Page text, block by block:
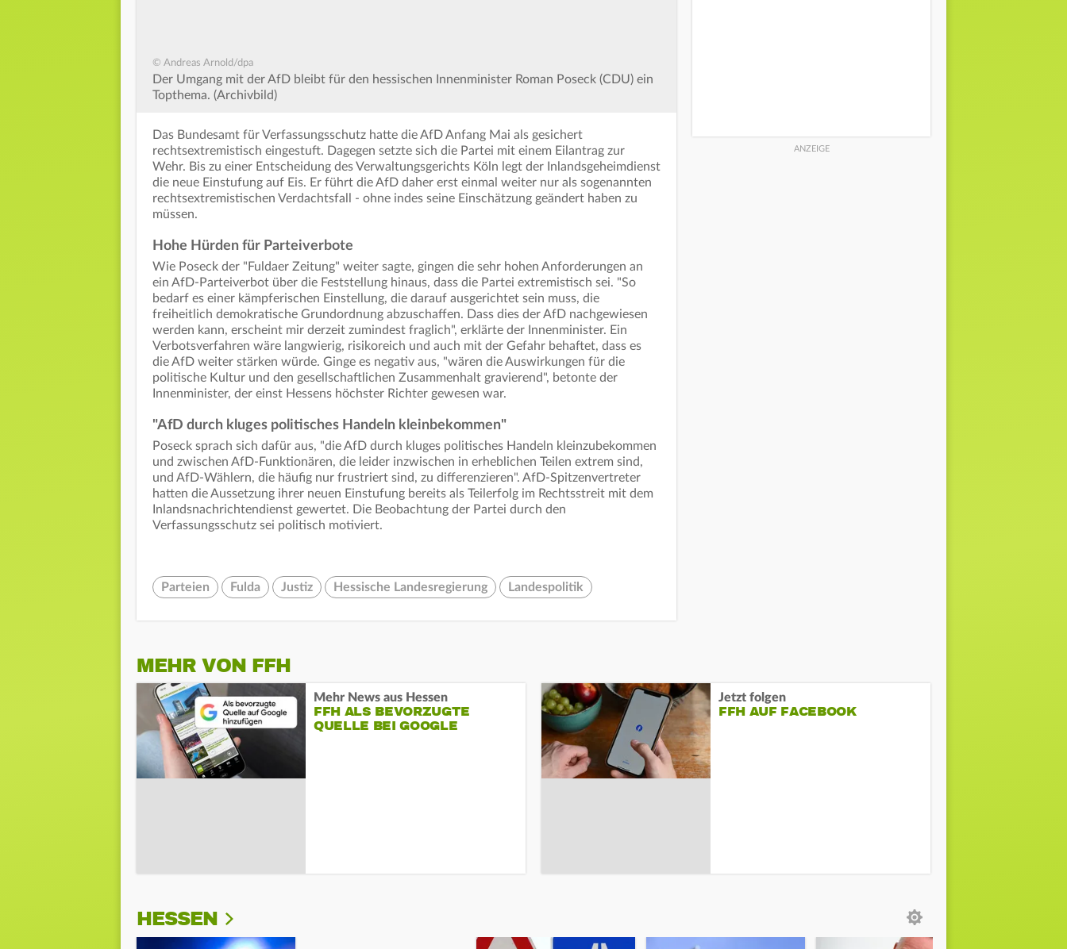
© Andreas Arnold/dpa
Der Umgang mit der AfD bleibt für den hessischen Innenminister Roman Poseck (CDU) ein
Topthema. (Archivbild)
Das Bundesamt für Verfassungsschutz hatte die AfD Anfang Mai als gesichert
rechtsextremistisch eingestuft. Dagegen setzte sich die Partei mit einem Eilantrag zur
Wehr. Bis zu einer Entscheidung des Verwaltungsgerichts Köln legt der Inlandsgeheimdienst
die neue Einstufung auf Eis. Er führt die AfD daher erst einmal weiter nur als sogenannten
rechtsextremistischen Verdachtsfall - ohne indes seine Einschätzung geändert haben zu
müssen.
Hohe Hürden für Parteiverbote
Wie Poseck der "Fuldaer Zeitung" weiter sagte, gingen die sehr hohen Anforderungen an
ein AfD-Parteiverbot über die Feststellung hinaus, dass die Partei extremistisch sei. "So
bedarf es einer kämpferischen Einstellung, die darauf ausgerichtet sein muss, die
freiheitlich demokratische Grundordnung abzuschaffen. Dass dies der AfD nachgewiesen
werden kann, erscheint mir derzeit zumindest fraglich", erklärte der Innenminister. Ein
Verbotsverfahren wäre langwierig, risikoreich und auch mit der Gefahr behaftet, dass es
die AfD weiter stärken würde. Ginge es negativ aus, "wären die Auswirkungen für die
politische Kultur und den gesellschaftlichen Zusammenhalt gravierend", betonte der
Innenminister, der einst Hessens höchster Richter gewesen war.
"AfD durch kluges politisches Handeln kleinbekommen"
Poseck sprach sich dafür aus, "die AfD durch kluges politisches Handeln kleinzubekommen
und zwischen AfD-Funktionären, die leider inzwischen in erheblichen Teilen extrem sind,
und AfD-Wählern, die häufig nur frustriert sind, zu differenzieren". AfD-Spitzenvertreter
hatten die Aussetzung ihrer neuen Einstufung bereits als Teilerfolg im Rechtsstreit mit dem
Inlandsnachrichtendienst gewertet. Die Beobachtung der Partei durch den
Verfassungsschutz sei politisch motiviert.
Parteien Fulda Justiz Hessische Landesregierung Landespolitik
MEHR VON FFH
Mehr News aus Hessen
FFH ALS BEVORZUGTE
QUELLE BEI GOOGLE
Jetzt folgen
FFH AUF FACEBOOK
HESSEN